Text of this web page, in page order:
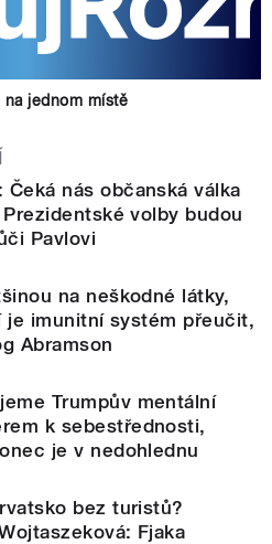
na jednom místě
Čeká nás občanská válka
volby budou
Pavlovi
na neškodné látky,
je imunitní systém přeučit,
Abramson
Trumpův mentální
k sebestřednosti,
je v nedohlednu
bez turistů?
Fjaka